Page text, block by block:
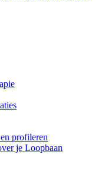
profileren
je Loopbaan